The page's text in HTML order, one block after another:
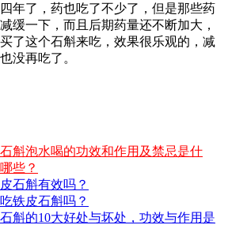
年了，药也吃了不少了，但是那些药
缓一下，而且后期药量还不断加大，
了这个石斛来吃，效果很乐观的，减
没再吃了。
斛泡水喝的功效和作用及禁忌是什
些？
石斛有效吗？
铁皮石斛吗？
斛的10大好处与坏处，功效与作用是